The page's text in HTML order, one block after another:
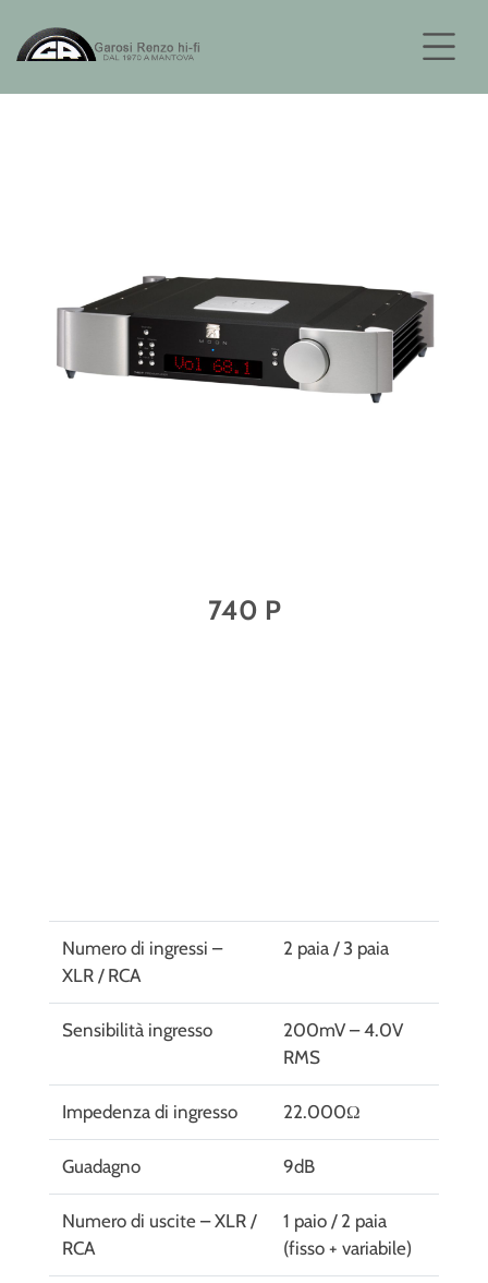
740 P
Numero di ingressi –
XLR / RCA
2 paia / 3 paia
Sensibilità ingresso
200mV – 4.0V
RMS
Impedenza di ingresso 22.000Ω
Guadagno 9dB
Numero di uscite – XLR /
RCA
1 paio / 2 paia
(fisso + variabile)